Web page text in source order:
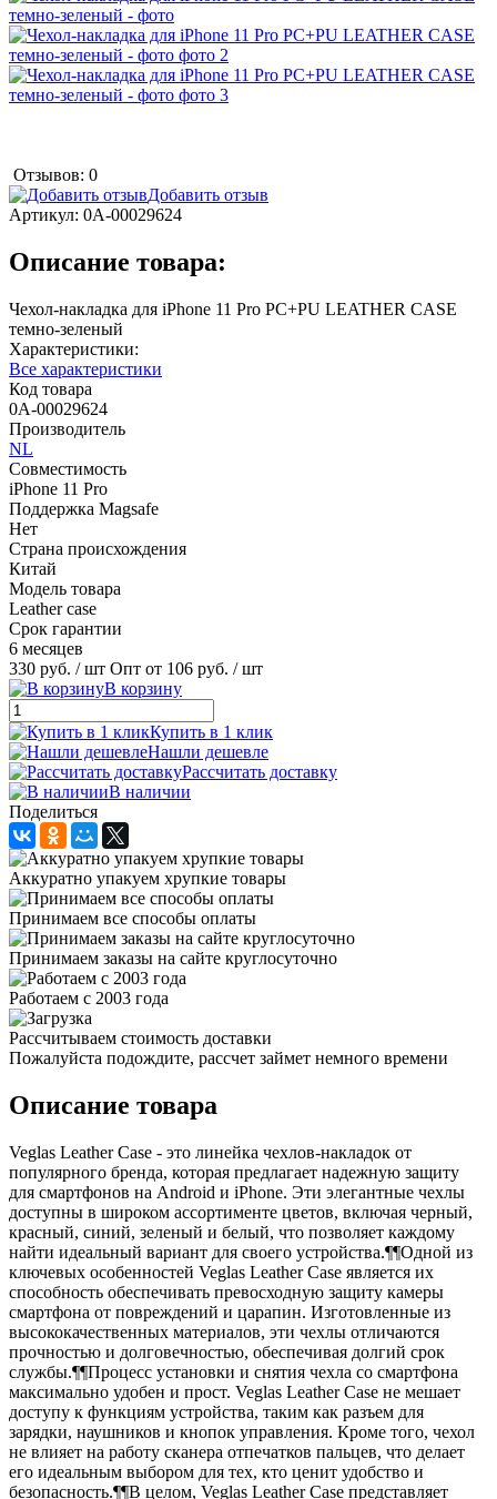
Отзывов: 0
Добавить отзыв
Артикул: 0А-00029624
Описание товара:
Чехол-накладка для iPhone 11 Pro PC+PU LEATHER CASE
темно-зеленый
Характеристики:
Все характеристики
Код товара
0А-00029624
Производитель
NL
Совместимость
iPhone 11 Pro
Поддержка Magsafe
Нет
Страна происхождения
Китай
Модель товара
Leather case
Срок гарантии
6 месяцев
330 руб. / шт Опт от 106 руб. / шт
В корзину
Купить в 1 клик
Нашли дешевле
Рассчитать доставку
В наличии
Поделиться
Аккуратно упакуем хрупкие товары
Принимаем все способы оплаты
Принимаем заказы на сайте круглосуточно
Работаем с 2003 года
Рассчитываем стоимость доставки
Пожалуйста подождите, рассчет займет немного времени
Описание товара
Veglas Leather Case - это линейка чехлов-накладок от
популярного бренда, которая предлагает надежную защиту
для смартфонов на Android и iPhone. Эти элегантные чехлы
доступны в широком ассортименте цветов, включая черный,
красный, синий, зеленый и белый, что позволяет каждому
найти идеальный вариант для своего устройства.¶¶Одной из
ключевых особенностей Veglas Leather Case является их
способность обеспечивать превосходную защиту камеры
смартфона от повреждений и царапин. Изготовленные из
высококачественных материалов, эти чехлы отличаются
прочностью и долговечностью, обеспечивая долгий срок
службы.¶¶Процесс установки и снятия чехла со смартфона
максимально удобен и прост. Veglas Leather Case не мешает
доступу к функциям устройства, таким как разъем для
зарядки, наушников и кнопок управления. Кроме того, чехол
не влияет на работу сканера отпечатков пальцев, что делает
его идеальным выбором для тех, кто ценит удобство и
безопасность.¶¶В целом, Veglas Leather Case представляет